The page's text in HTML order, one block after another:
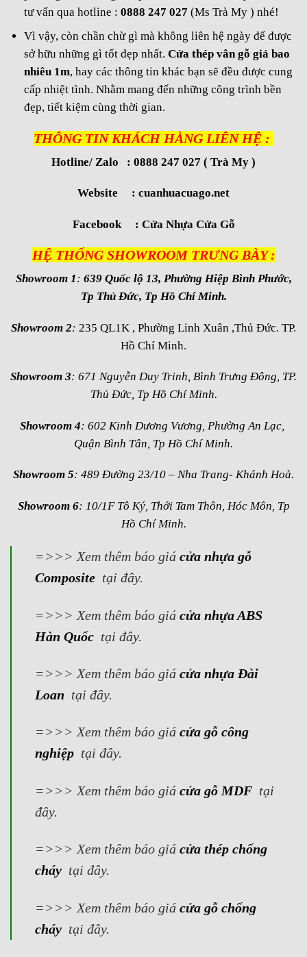
tư vấn qua hotline : 0888 247 027 (Ms Trà My ) nhé!
Vì vậy, còn chần chừ gì mà không liên hệ ngày để được
sở hữu những gì tốt đẹp nhất. Cửa thép vân gỗ giá bao
nhiêu 1m, hay các thông tin khác bạn sẽ đều được cung
cấp nhiệt tình. Nhằm mang đến những công trình bền
đẹp, tiết kiệm cùng thời gian.
THÔNG TIN KHÁCH HÀNG LIÊN HỆ :
Hotline/ Zalo : 0888 247 027 ( Trà My )
Website : cuanhuacuago.net
Facebook : Cửa Nhựa Cửa Gỗ
HỆ THỐNG SHOWROOM TRƯNG BÀY :
Showroom 1: 639 Quốc lộ 13, Phường Hiệp Bình Phước,
Tp Thủ Đức, Tp Hồ Chí Minh.
Showroom 2: 235 QL1K , Phường Linh Xuân ,Thủ Đức. TP.
Hồ Chí Minh.
Showroom 3: 671 Nguyễn Duy Trinh, Bình Trưng Đông, TP.
Thủ Đức, Tp Hồ Chí Minh.
Showroom 4: 602 Kinh Dương Vương, Phường An Lạc,
Quận Bình Tân, Tp Hồ Chí Minh.
Showroom 5: 489 Đường 23/10 – Nha Trang- Khánh Hoà.
Showroom 6: 10/1F Tô Ký, Thới Tam Thôn, Hóc Môn, Tp
Hồ Chí Minh.
=>>> Xem thêm báo giá cửa nhựa gỗ
Composite tại đây.
=>>> Xem thêm báo giá cửa nhựa ABS
Hàn Quốctại đây.
=>>> Xem thêm báo giá cửa nhựa Đài
Loan tại đây.
=>>> Xem thêm báo giá cửa gỗ công
nghiệptại đây.
=>>> Xem thêm báo giá cửa gỗ MDF tại
đây.
=>>> Xem thêm báo giá cửa thép chống
cháytại đây.
=>>> Xem thêm báo giá cửa gỗ chống
cháytại đây.